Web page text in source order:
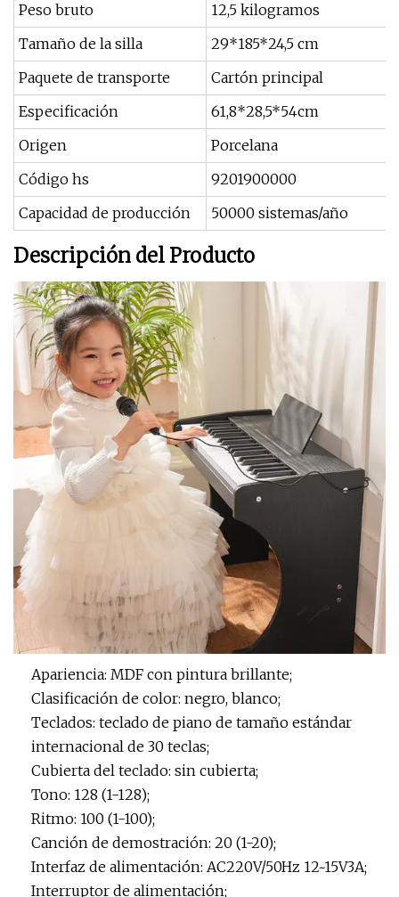
Peso bruto
12,5 kilogramos
Tamaño de la silla
29*185*24,5 cm
Paquete de transporte
Cartón principal
Especificación
61,8*28,5*54cm
Origen
Porcelana
Código hs
9201900000
Capacidad de producción
50000 sistemas/año
Descripción del Producto
Apariencia: MDF con pintura brillante;
Clasificación de color: negro, blanco;
Teclados: teclado de piano de tamaño estándar
internacional de 30 teclas;
Cubierta del teclado: sin cubierta;
Tono: 128 (1-128);
Ritmo: 100 (1-100);
Canción de demostración: 20 (1-20);
Interfaz de alimentación: AC220V/50Hz 12~15V3A;
Interruptor de alimentación;